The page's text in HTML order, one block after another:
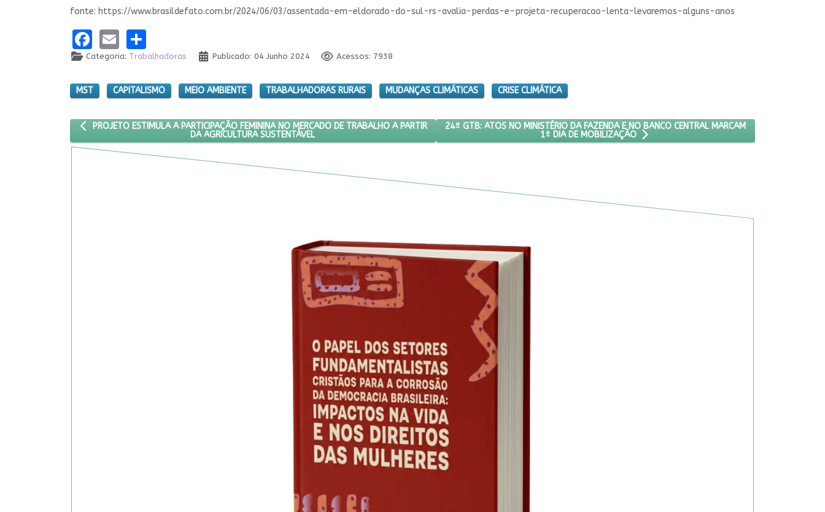
fonte: https://www.brasildefato.com.br/2024/06/03/assentada-em-eldorado-do-sul-rs-avalia-perdas-e-projeta-recuperacao-lenta-levaremos-alguns-anos
Facebook
Email
Categoria: Trabalhadoras Publicado: 04 Junho 2024 Acessos: 7938
MST CAPITALISMO MEIO AMBIENTE TRABALHADORAS RURAIS MUDANÇAS CLIMÁTICAS CRISE CLIMÁTICA
ARTIGO ANTERIOR: PROJETO ESTIMULA A PARTICIPAÇÃO FEMININA NO MERCADO DE TRABALHO A PARTIR DA AGRICULTURA SUSTENTÁVEL
PROJETO ESTIMULA A PARTICIPAÇÃO FEMININA NO MERCADO DE TRABALHO A PARTIR
DA AGRICULTURA SUSTENTÁVEL
PRÓXIMO ARTIGO: 24º GTB: ATOS NO MINISTÉRIO DA FAZENDA E NO BANCO CENTRAL
24º GTB: ATOS NO MINISTÉRIO DA FAZENDA E NO BANCO CENTRAL MARCAM
1º DIA DE MOBILIZAÇÃO